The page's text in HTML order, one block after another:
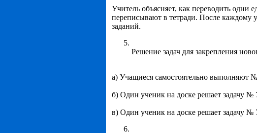
Учитель объясняет, как переводить
переписывают в тетради. После каждому
заданий.
Решение задач для закрепления
а) Учащиеся самостоятельно выполняют
б) Один ученик на доске решает задачу
в) Один ученик на доске решает задачу